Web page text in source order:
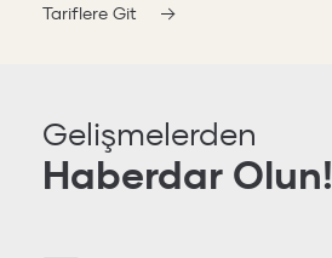
Tariflere Git
Gelişmelerden
Haberdar Olun!